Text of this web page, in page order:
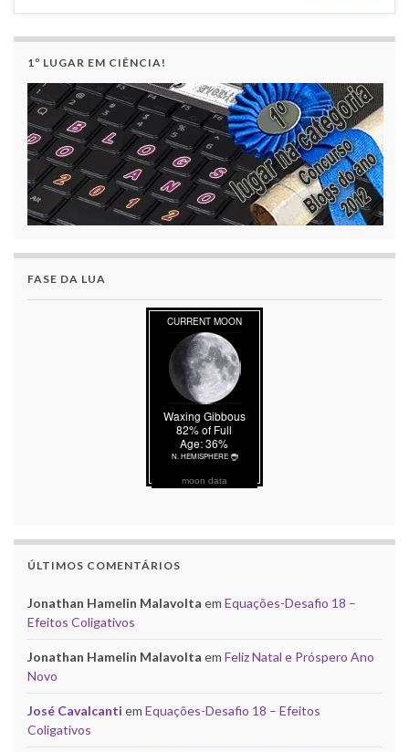
1º LUGAR EM CIÊNCIA!
FASE DA LUA
moon data
ÚLTIMOS COMENTÁRIOS
Jonathan Hamelin Malavolta em Equações-Desafio 18 –
Efeitos Coligativos
Jonathan Hamelin Malavolta em Feliz Natal e Próspero Ano
Novo
José Cavalcanti em Equações-Desafio 18 – Efeitos
Coligativos